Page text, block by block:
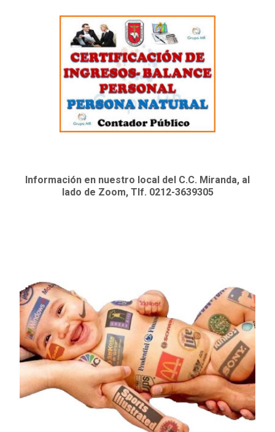
Información en nuestro local del C.C. Miranda, al
lado de Zoom, Tlf. 0212-3639305